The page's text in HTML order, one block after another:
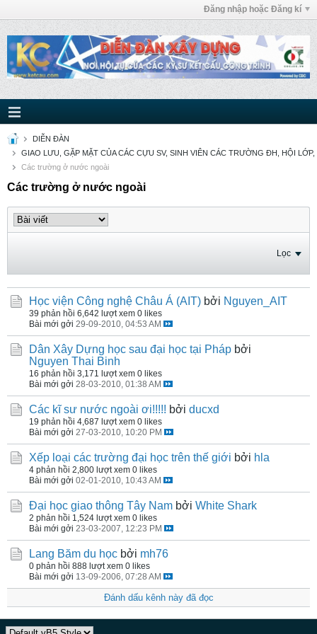
Đăng nhập hoặc Đăng kí
DIỄN ĐÀN
GIAO LƯU, GẶP MẶT CỦA CÁC CỰU SV, SINH VIÊN CÁC TRƯỜNG ĐH, HỘI LỚP,
Các trường ở nước ngoài
Các trường ở nước ngoài
Lọc
Học viện Công nghệ Châu Á (AIT) bởi Nguyen_AIT
39 phản hồi 6,642 lượt xem 0 likes
Bài mới gởi 29-09-2010, 04:53 AM
Dân Xây Dựng học sau đại học tại Pháp bởi
Nguyen Thai Binh
16 phản hồi 3,171 lượt xem 0 likes
Bài mới gởi 28-03-2010, 01:38 AM
Các kĩ sư nước ngoài ơi!!!!! bởi ducxd
19 phản hồi 4,687 lượt xem 0 likes
Bài mới gởi 27-03-2010, 10:20 PM
Xếp loại các trường đại học trên thế giới bởi hla
4 phản hồi 2,800 lượt xem 0 likes
Bài mới gởi 02-01-2010, 10:43 AM
Đại học giao thông Tây Nam bởi White Shark
2 phản hồi 1,524 lượt xem 0 likes
Bài mới gởi 23-03-2007, 12:23 PM
Lang Băm du học bởi mh76
0 phản hồi 888 lượt xem 0 likes
Bài mới gởi 13-09-2006, 07:28 AM
Đánh dấu kênh này đã đọc